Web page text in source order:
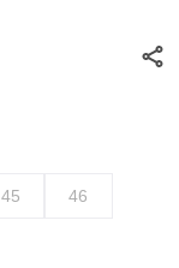
45 46